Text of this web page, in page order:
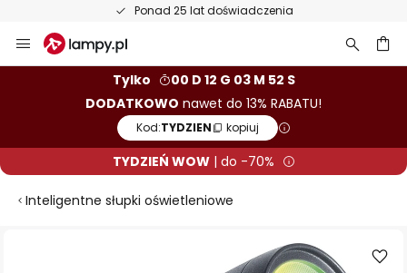
Ponad 25 lat doświadczenia
Przejdź
do
Tylko
00 D 12 G 03 M 52 S
DODATKOWO nawet do 13% RABATU!
Kod:TYDZIEN kopiuj
TYDZIEŃ WOW| do -70%
Inteligentne słupki oświetleniowe